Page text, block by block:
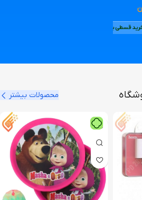
با ترب‌پی بدون کارمزد
محصولات بیشتر